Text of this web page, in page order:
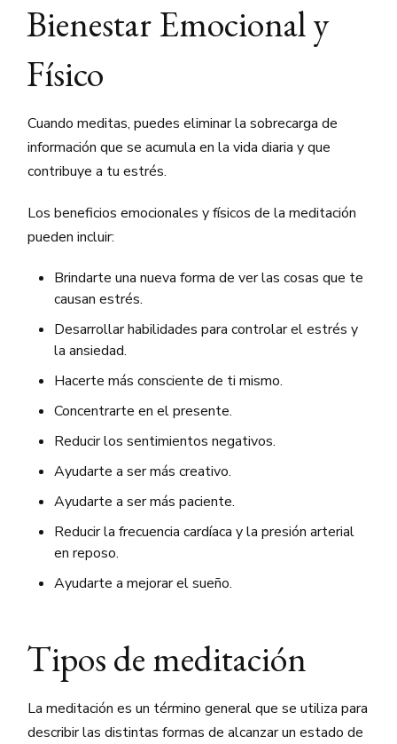
Bienestar Emocional y
Físico
Cuando meditas, puedes eliminar la sobrecarga de
información que se acumula en la vida diaria y que
contribuye a tu estrés.
Los beneficios emocionales y físicos de la meditación
pueden incluir:
Brindarte una nueva forma de ver las cosas que te
causan estrés.
Desarrollar habilidades para controlar el estrés y
la ansiedad.
Hacerte más consciente de ti mismo.
Concentrarte en el presente.
Reducir los sentimientos negativos.
Ayudarte a ser más creativo.
Ayudarte a ser más paciente.
Reducir la frecuencia cardíaca y la presión arterial
en reposo.
Ayudarte a mejorar el sueño.
Tipos de meditación
La meditación es un término general que se utiliza para
describir las distintas formas de alcanzar un estado de